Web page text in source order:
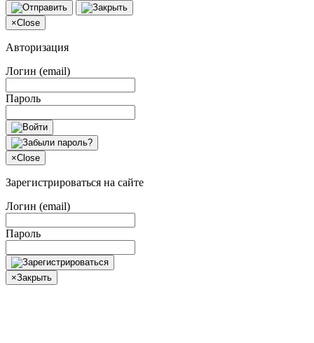
×Close
Авторизация
Логин (email)
Пароль
×Close
Зарегистрироваться на сайте
Логин (email)
Пароль
×Закрыть